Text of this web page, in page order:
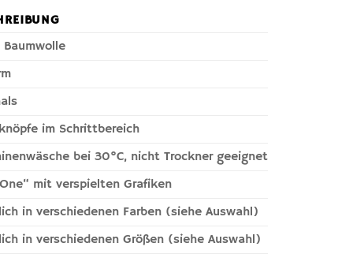
im Schrittbereich
bei 30°C, nicht Trockner geeignet
mit verspielten Grafiken
in verschiedenen Farben (siehe Auswahl)
in verschiedenen Größen (siehe Auswahl)